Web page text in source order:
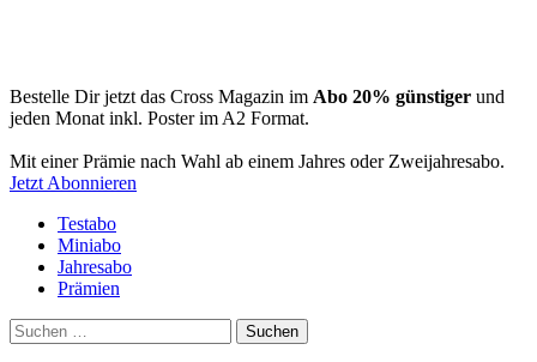
Bestelle Dir jetzt das Cross Magazin im Abo 20% günstiger und
jeden Monat inkl. Poster im A2 Format.
Mit einer Prämie nach Wahl ab einem Jahres oder Zweijahresabo.
Jetzt Abonnieren
Testabo
Miniabo
Jahresabo
Prämien
Suchen
nach: